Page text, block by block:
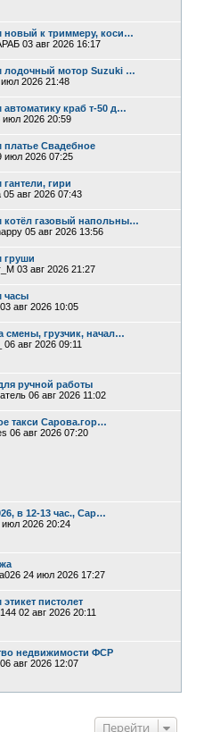
новый к триммеру, коси…
03 авг 2026 16:17
лодочный мотор Suzuki …
2026 21:48
краб т-50 д…
июл 2026 20:59
платье Свадебное
июл 2026 07:25
гири
05 авг 2026 07:43
котёл газовый напольны…
05 авг 2026 13:56
груши
03 авг 2026 21:27
часы
03 авг 2026 10:05
смены, грузчик, начал…
06 авг 2026 09:11
ручной работы
06 авг 2026 11:02
такси Сарова.гор…
06 авг 2026 07:20
в 12-13 час., Сар…
июл 2026 20:24
24 июл 2026 17:27
пистолет
02 авг 2026 20:11
недвижимости ФСР
06 авг 2026 12:07
Перейти